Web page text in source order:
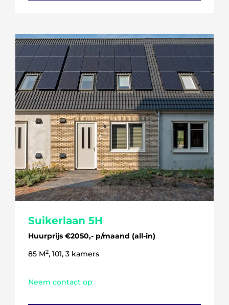
Suikerlaan 5H
Huurprijs €2050,- p/maand (all-in)
85 M2, 101, 3 kamers
Neem contact op